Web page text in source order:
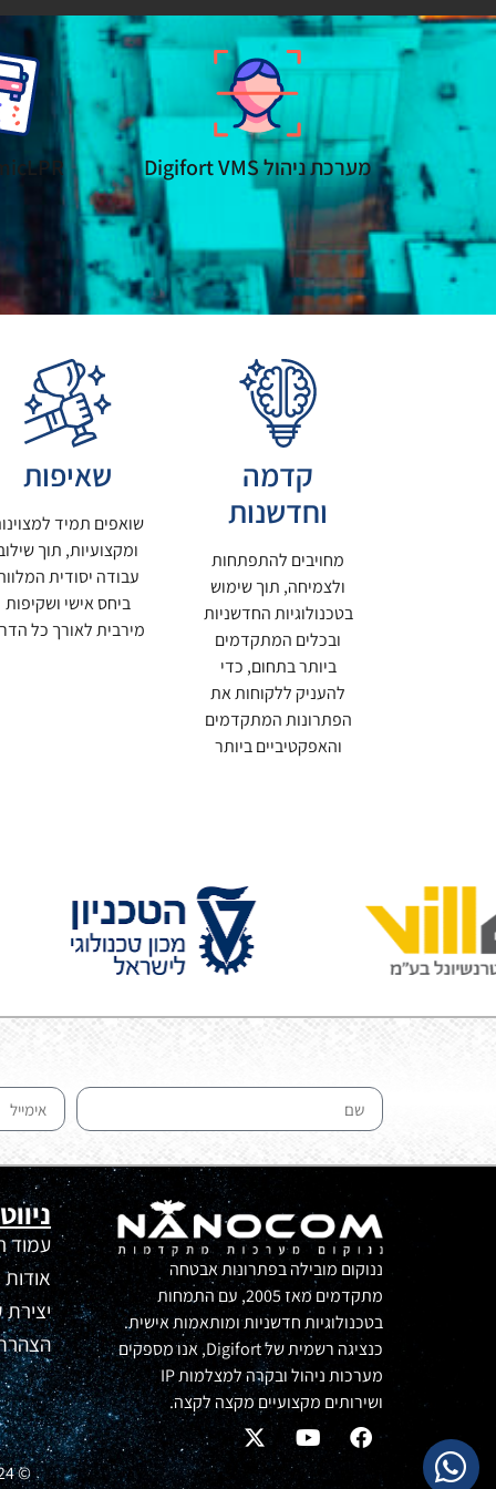
מערכת ניהול Digifort VMS
קדמה
וחדשנות
מחויבים להתפתחות
ולצמיחה, תוך שימוש
בטכנולוגיות החדשניות
ובכלים המתקדמים
ביותר בתחום, כדי
להעניק ללקוחות את
הפתרונות המתקדמים
והאפקטיביים ביותר
שאיפות
שואפים תמיד
ומקצועיות, תוך
עבודה יסודית
ביחס אישי ושקיפות
מירבית לאורך כל
ננוקום מובילה בפתרונות אבטחה
מתקדמים מאז 2005, עם התמחות
בטכנולוגיות חדשניות ומותאמות אישית.
כנציגה רשמית של Digifort, אנו מספקים
מערכות ניהול ובקרה למצלמות IP
ושירותים מקצועיים מקצה לקצה.
עמוד
אודות
© 2024 כל הזכויות שמורות ל